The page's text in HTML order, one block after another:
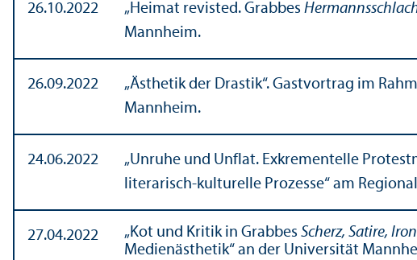
26.10.2022 „Heimat revisted. Grabbes
Mannheim.
26.09.2022
„Ästhetik der Drastik“. Gastvortrag im
Mannheim.
24.06.2022 „Unruhe und Unflat. Exkrementelle
literarisch-kulturelle Prozesse“ am
27.04.2022 „Kot und Kritik in Grabbes Scherz, Satire,
Medienästhetik“ an der Universität